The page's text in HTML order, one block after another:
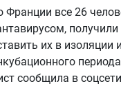
Франции все 26
их в изоляции
сообщила в